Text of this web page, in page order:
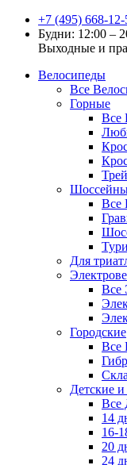
+7 (495) 668-12-
Будни: 12:00 –
Выходные и
Велосипеды
Все
Горные
Все
Все
Для
Все
Городские
Все
Детские
Все
14
16-
20
24